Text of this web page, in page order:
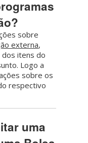
sobre
externa,
itens do
Logo a
sobre os
respectivo
uma